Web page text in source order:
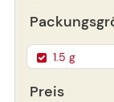
1.5 g
Preis